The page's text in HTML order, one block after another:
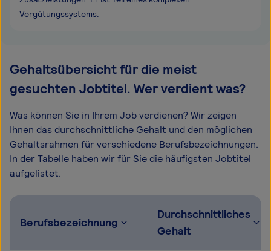
Vergütungssystems.
Gehaltsübersicht für die meist
gesuchten Jobtitel. Wer verdient was?
Was können Sie in Ihrem Job verdienen? Wir zeigen
Ihnen das durchschnittliche Gehalt und den möglichen
Gehaltsrahmen für verschiedene Berufsbezeichnungen.
In der Tabelle haben wir für Sie die häufigsten Jobtitel
aufgelistet.
Berufsbezeichnung
Durchschnittliches
Gehalt